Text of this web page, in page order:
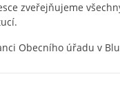
zveřejňujeme
Obecního úřadu v